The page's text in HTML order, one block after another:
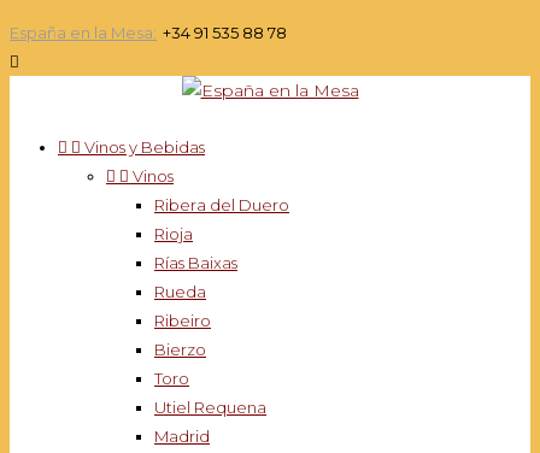
España en la Mesa: +34 91 535 88 78

  Vinos y Bebidas
  Vinos
Ribera del Duero
Rioja
Rías Baixas
Rueda
Ribeiro
Bierzo
Toro
Utiel Requena
Madrid